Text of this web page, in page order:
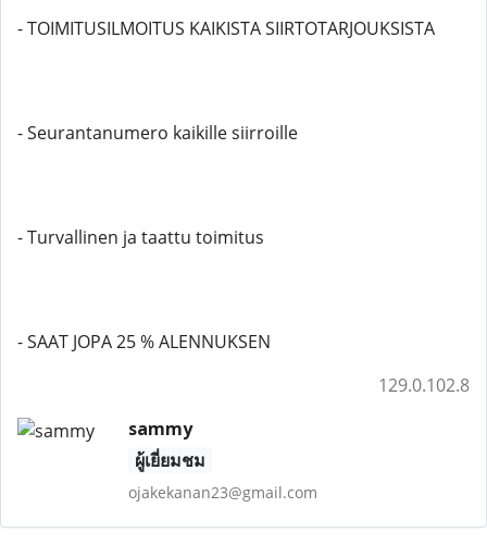
- TOIMITUSILMOITUS KAIKISTA SIIRTOTARJOUKSISTA
- Seurantanumero kaikille siirroille
- Turvallinen ja taattu toimitus
- SAAT JOPA 25 % ALENNUKSEN
129.0.102.8
sammy
ผู้เยี่ยมชม
ojakekanan23@gmail.com